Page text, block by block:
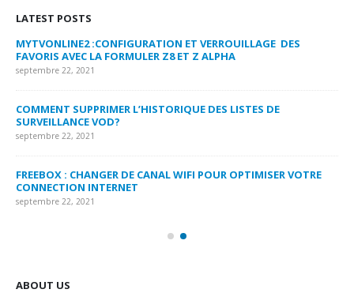
LATEST POSTS
MYTVONLINE2 :CONFIGURATION ET VERROUILLAGE DES
FAVORIS AVEC LA FORMULER Z8 ET Z ALPHA
septembre 22, 2021
COMMENT SUPPRIMER L’HISTORIQUE DES LISTES DE
SURVEILLANCE VOD?
septembre 22, 2021
FREEBOX : CHANGER DE CANAL WIFI POUR OPTIMISER VOTRE
CONNECTION INTERNET
septembre 22, 2021
ABOUT US